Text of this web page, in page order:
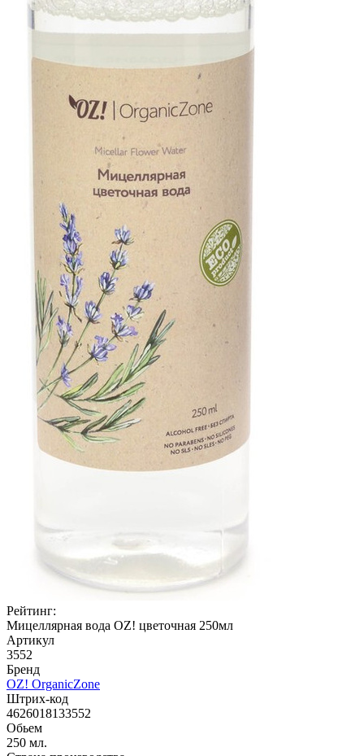
Рейтинг:
Мицеллярная вода OZ! цветочная 250мл
Артикул
3552
Бренд
OZ! OrganicZone
Штрих-код
4626018133552
Обьем
250 мл.